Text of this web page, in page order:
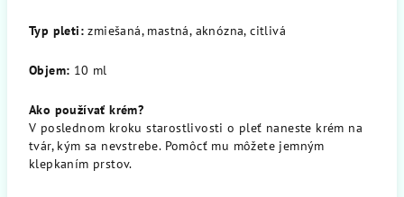
Typ pleti: zmiešaná, mastná, aknózna, citlivá
Objem: 10 ml
Ako používať krém?
V poslednom kroku starostlivosti o pleť naneste krém na
tvár, kým sa nevstrebe. Pomôcť mu môžete jemným
klepkaním prstov.